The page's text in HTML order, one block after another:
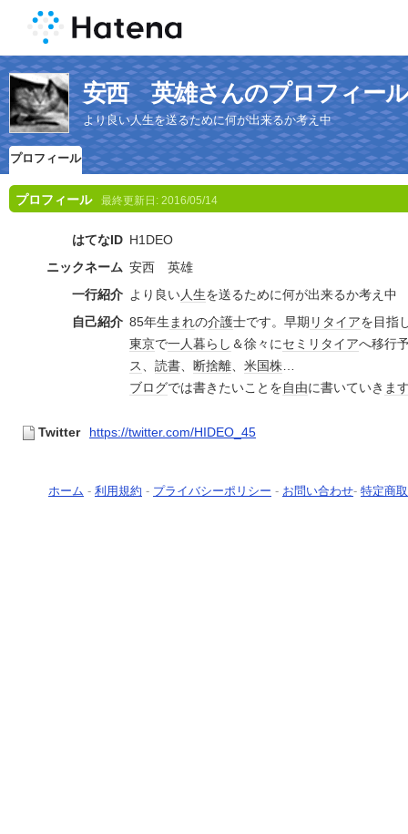
安西 英雄さんのプロフィール
より良い人生を送るために何が出来るか考え中
プロフィール
プロフィール 最終更新日: 2016/05/14
はてなID H1DEO
ニックネーム 安西 英雄
一行紹介 より良い人生を送るために何が出来るか考え中
自己紹介 85年生まれの介護士です。早期 リタイアを目指
東京で一人暮らし ＆徐々にセミリタイアへ移行
ス、 読書、 断捨離、 米国株…
ブログでは書きたいことを自由に書いていき ま
Twitter https://twitter.com/HIDEO_45
ホーム - 利用規約 - プライバシーポリシー - お問い合わせ- 特定商